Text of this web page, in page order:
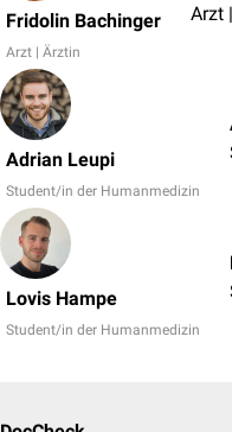
Fridolin Bachinger
Arzt | Ärztin
Arzt
Adrian Leupi
Student/in der Humanmedizin
Lovis Hampe
Student/in der Humanmedizin